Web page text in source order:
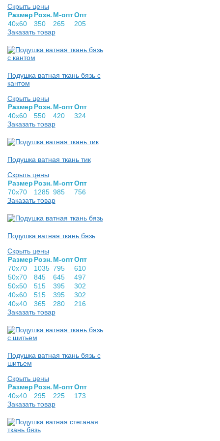
Скрыть цены
Раз­мер Розн. М-оптОпт
40х60
350 265
205
Заказать товар
Подушка ватная ткань бязь с
кантом
Скрыть цены
Раз­мер Розн. М-оптОпт
40х60
550 420
324
Заказать товар
Подушка ватная ткань тик
Скрыть цены
Раз­мер Розн. М-оптОпт
70х70
1285 985
756
Заказать товар
Подушка ватная ткань бязь
Скрыть цены
Раз­мер Розн. М-оптОпт
70х70
1035 795
610
50х70
845 645
497
50х50
515 395
302
40х60
515 395
302
40х40
365 280
216
Заказать товар
Подушка ватная ткань бязь с
шитьем
Скрыть цены
Раз­мер Розн. М-оптОпт
40х40
295 225
173
Заказать товар